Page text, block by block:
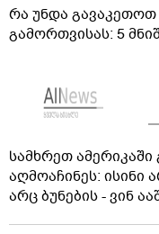
რა უნდა
გამორთვისას: 5
სამხრეთ ამერიკაში
აღმოაჩინეს: ისინი
არც ბუნების - ვინ